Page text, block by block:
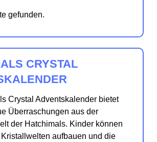
gefunden.
CRYSTAL
Crystal Adventskalender bietet
Überraschungen aus der
der Hatchimals. Kinder können
aufbauen und die